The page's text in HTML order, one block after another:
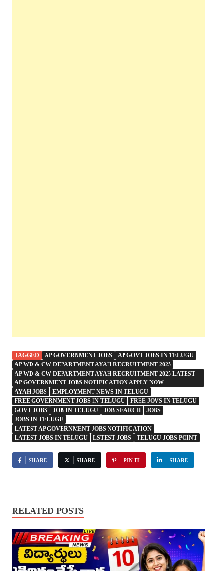
TAGGED AP GOVERNMENT JOBS
AP GOVT JOBS IN TELUGU
AP WD & CW DEPARTMENT AYAH RECRUITMENT 2025
AP WD & CW DEPARTMENT AYAH RECRUITMENT 2025 LATEST
AP GOVERNMENT JOBS NOTIFICATION APPLY NOW
AYAH JOBS
EMPLOYMENT NEWS IN TELUGU
FREE GOVERNMENT JOBS IN TELUGU
FREE JOVS IN TELUGU
GOVT JOBS
JOB IN TELUGU JOB SEARCH
JOBS
JOBS IN TELUGU
LATEST AP GOVERNMENT JOBS NOTIFICATION
LATEST JOBS IN TELUGU
LSTEST JOBS TELUGU JOBS POINT
SHARE SHARE PIN IT SHARE
RELATED POSTS